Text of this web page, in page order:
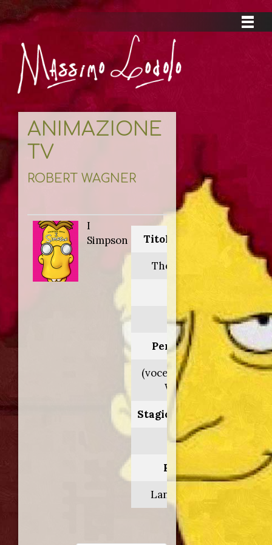
ANIMAZIONE
TV
ROBERT WAGNER
I
Simpson
Titolo originale:
The Simpsons
2005
Personaggio:
(voce orig. Robert
Wagner)
Stagione.Episodio:
16.12
Regia di:
Lance Kramer